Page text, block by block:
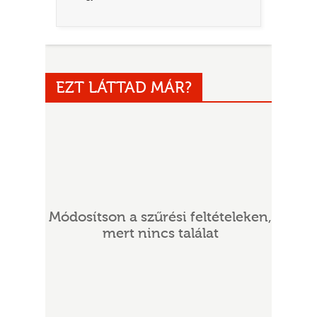
EZT LÁTTAD MÁR?
Módosítson a szűrési feltételeken,
mert nincs találat